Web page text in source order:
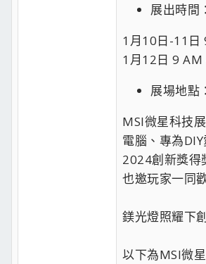
展出時間
1月10日-11日
1月12日 9 AM
展場地點
MSI微星科技
電腦、專為
2024創新獎得
也邀玩家一同
鎂光燈照耀下
以下為MSI微